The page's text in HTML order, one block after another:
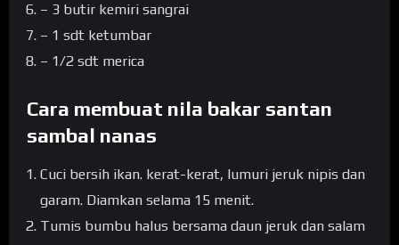
– 3 butir kemiri sangrai
– 1 sdt ketumbar
– 1/2 sdt merica
Cara membuat nila bakar santan
sambal nanas
Cuci bersih ikan. kerat-kerat, lumuri jeruk nipis dan
garam. Diamkan selama 15 menit.
Tumis bumbu halus bersama daun jeruk dan salam